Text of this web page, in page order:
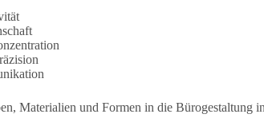
Materialien und Formen in die Bürogestaltung